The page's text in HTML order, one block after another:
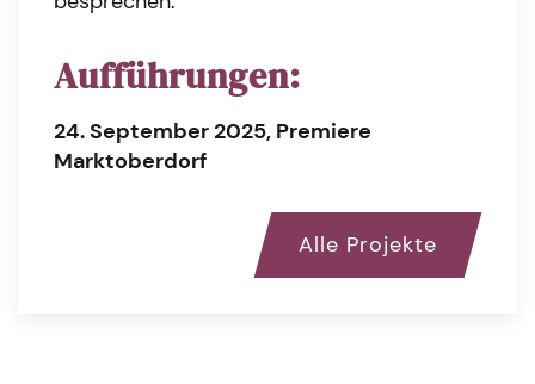
Aufführungen:
24. September 2025, Premiere
Marktoberdorf
Alle Projekte